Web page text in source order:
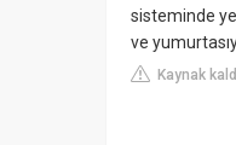
sisteminde
ve
Kaynak